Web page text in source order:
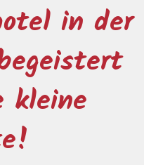
in der
kleine